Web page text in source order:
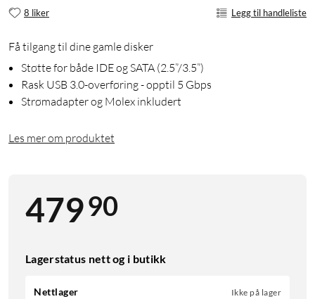
8 liker Legg til handleliste
Få tilgang til dine gamle disker
Støtte for både IDE og SATA (2.5”/3.5”)
Rask USB 3.0-overføring - opptil 5 Gbps
Strømadapter og Molex inkludert
Les mer om produktet
47990
Lagerstatus nett og i butikk
Nettlager Ikke på lager